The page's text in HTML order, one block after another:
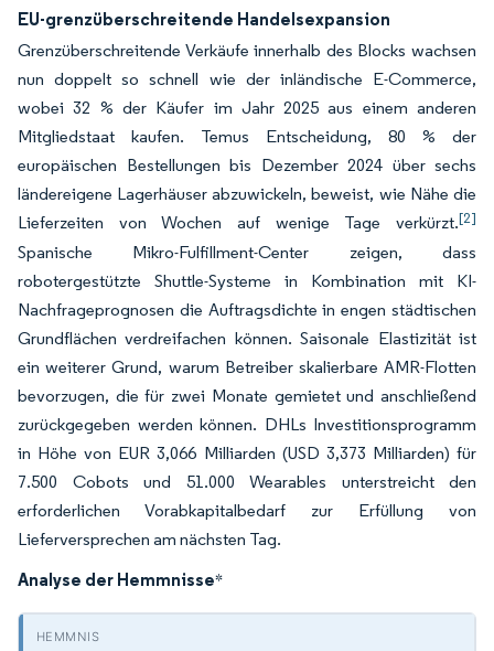
EU-grenzüberschreitende Handelsexpansion
Grenzüberschreitende Verkäufe innerhalb des Blocks wachsen
nun doppelt so schnell wie der inländische E-Commerce,
wobei 32 % der Käufer im Jahr 2025 aus einem anderen
Mitgliedstaat kaufen. Temus Entscheidung, 80 % der
europäischen Bestellungen bis Dezember 2024 über sechs
ländereigene Lagerhäuser abzuwickeln, beweist, wie Nähe die
Lieferzeiten von Wochen auf wenige Tage verkürzt.[2]
Spanische Mikro-Fulfillment-Center zeigen, dass
robotergestützte Shuttle-Systeme in Kombination mit KI-
Nachfrageprognosen die Auftragsdichte in engen städtischen
Grundflächen verdreifachen können. Saisonale Elastizität ist
ein weiterer Grund, warum Betreiber skalierbare AMR-Flotten
bevorzugen, die für zwei Monate gemietet und anschließend
zurückgegeben werden können. DHLs Investitionsprogramm
in Höhe von EUR 3,066 Milliarden (USD 3,373 Milliarden) für
7.500 Cobots und 51.000 Wearables unterstreicht den
erforderlichen Vorabkapitalbedarf zur Erfüllung von
Lieferversprechen am nächsten Tag.
Analyse der Hemmnisse*